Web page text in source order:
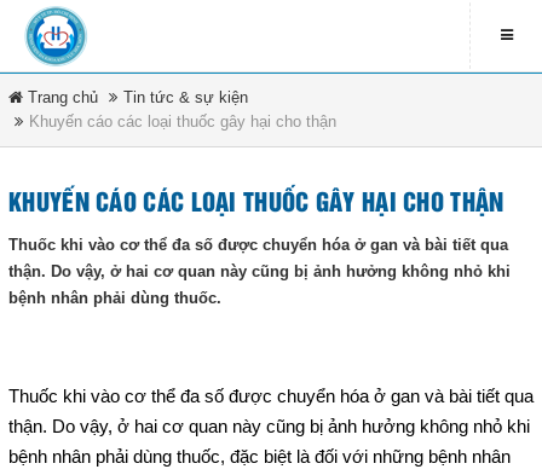
Trang chủ
Tin tức & sự kiện
Khuyến cáo các loại thuốc gây hại cho thận
KHUYẾN CÁO CÁC LOẠI THUỐC GÂY HẠI CHO THẬN
Thuốc khi vào cơ thể đa số được chuyển hóa ở gan và bài tiết qua
thận. Do vậy, ở hai cơ quan này cũng bị ảnh hưởng không nhỏ khi
bệnh nhân phải dùng thuốc.
Thuốc khi vào cơ thể đa số được chuyển hóa ở gan và bài tiết qua
thận. Do vậy, ở hai cơ quan này cũng bị ảnh hưởng không nhỏ khi
bệnh nhân phải dùng thuốc, đặc biệt là đối với những bệnh nhân
Trang chủ
Quy chế bệnh viện
contact_address
TP.HCM
contact_phone
(08) 3891 4208